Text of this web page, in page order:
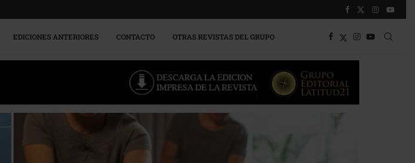
EDICIONES ANTERIORES CONTACTO OTRAS REVISTAS DEL GRUPO